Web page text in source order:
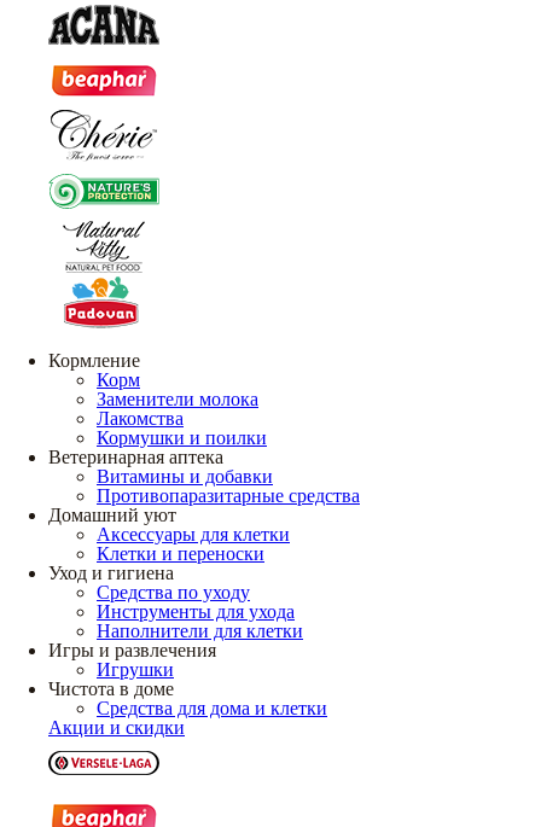
Кормление
Корм
Заменители молока
Лакомства
Кормушки и поилки
Ветеринарная аптека
Витамины и добавки
Противопаразитарные средства
Домашний уют
Аксессуары для клетки
Клетки и переноски
Уход и гигиена
Средства по уходу
Инструменты для ухода
Наполнители для клетки
Игры и развлечения
Игрушки
Чистота в доме
Средства для дома и клетки
Акции и скидки